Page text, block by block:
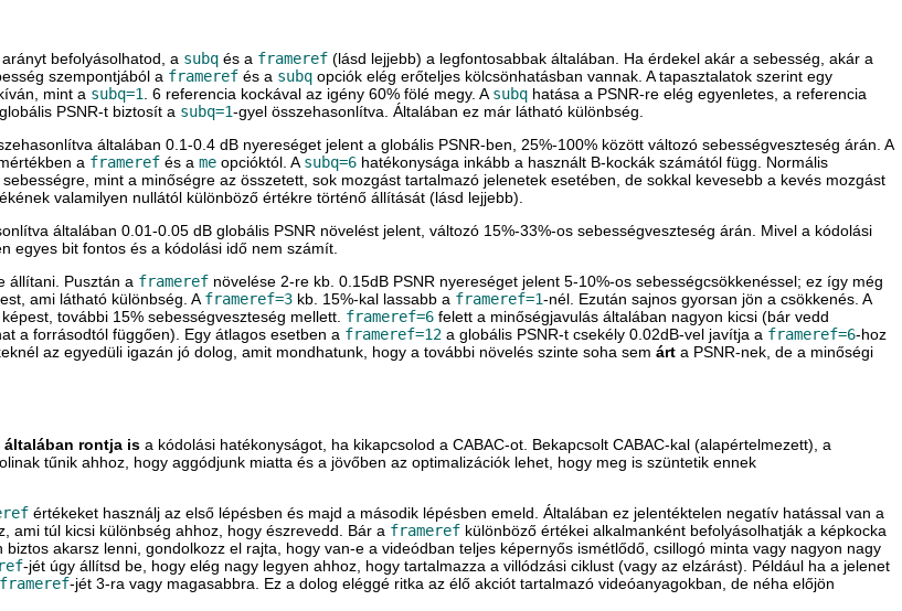
befolyásolhatod, a subq és a frameref (lásd lejjebb) a legfontosabbak általában. Ha érdekel akár a sebesség, akár a
szempontjából a frameref és a subq opciók elég erőteljes kölcsönhatásban vannak. A tapasztalatok szerint egy
mint a subq=1 . 6 referencia kockával az igény 60% fölé megy. A subq hatása a PSNR-re elég egyenletes, a referencia
PSNR-t biztosít a subq=1-gyel összehasonlítva. Általában ez már látható különbség.
általában 0.1-0.4 dB nyereséget jelent a globális PSNR-ben, 25%-100% között változó sebességveszteség árán. A
a frameref és a me opcióktól. A subq=6 hatékonysága inkább a használt B-kockák számától függ. Normális
mint a minőségre az összetett, sok mozgást tartalmazó jelenetek esetében, de sokkal kevesebb a kevés mozgást
valamilyen nullától különböző értékre történő állítását (lásd lejjebb).
általában 0.01-0.05 dB globális PSNR növelést jelent, változó 15%-33%-os sebességveszteség árán. Mivel a kódolási
egyes bit fontos és a kódolási idő nem számít.
állítani. Pusztán a frameref növelése 2-re kb. 0.15dB PSNR nyereséget jelent 5-10%-os sebességcsökkenéssel; ez így még
ami látható különbség. A frameref=3 kb. 15%-kal lassabb a frameref=1-nél. Ezután sajnos gyorsan jön a csökkenés. A
további 15% sebességveszteség mellett. frameref=6 felett a minőségjavulás általában nagyon kicsi (bár vedd
a forrásodtól függően). Egy átlagos esetben a frameref=12 a globális PSNR-t csekély 0.02dB-vel javítja a frameref=6-hoz
az egyedüli igazán jó dolog, amit mondhatunk, hogy a további növelés szinte soha sem árt a PSNR-nek, de a minőségi
általában rontja is a kódolási hatékonyságot, ha kikapcsolod a CABAC-ot. Bekapcsolt CABAC-kal (alapértelmezett), a
tűnik ahhoz, hogy aggódjunk miatta és a jövőben az optimalizációk lehet, hogy meg is szüntetik ennek
értékeket használj az első lépésben és majd a második lépésben emeld. Általában ez jelentéktelen negatív hatással van a
ami túl kicsi különbség ahhoz, hogy észrevedd. Bár a frameref különböző értékei alkalmanként befolyásolhatják a képkocka
akarsz lenni, gondolkozz el rajta, hogy van-e a videódban teljes képernyős ismétlődő, csillogó minta vagy nagyon nagy
-jét úgy állítsd be, hogy elég nagy legyen ahhoz, hogy tartalmazza a villódzási ciklust (vagy az elzárást). Például ha a jelenet
frameref-jét 3-ra vagy magasabbra. Ez a dolog eléggé ritka az élő akciót tartalmazó videóanyagokban, de néha előjön